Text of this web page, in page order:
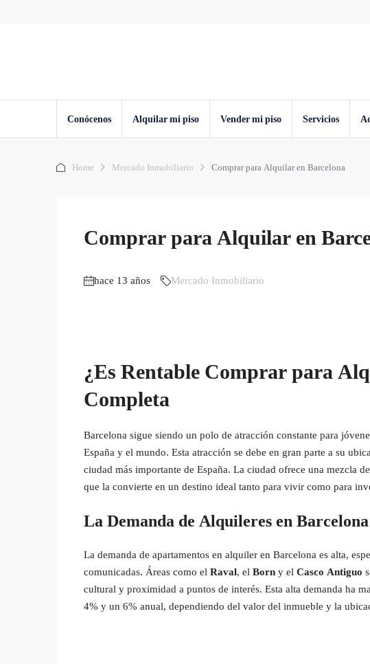
Conócenos Alquilar mi piso Vender mi piso Servicios
Home Mercado Inmobiliario Comprar para Alquilar en Barcelona
Comprar para Alquilar en
hace 13 años Mercado Inmobiliario
¿Es Rentable Comprar para
Completa
Barcelona sigue siendo un polo de atracción constante para
España y el mundo. Esta atracción se debe en gran parte a su
ciudad más importante de España. La ciudad ofrece una mezcla
que la convierte en un destino ideal tanto para vivir como para
La Demanda de Alquileres en
La demanda de apartamentos en alquiler en Barcelona es alta,
comunicadas. Áreas como el Raval, el Born y el Casco Antiguo
cultural y proximidad a puntos de interés. Esta alta demanda ha
4% y un 6% anual, dependiendo del valor del inmueble y la